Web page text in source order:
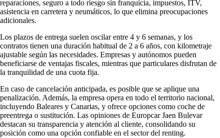
reparaciones, seguro a todo riesgo sin franquicia, impuestos, ITV,
asistencia en carretera y neumáticos, lo que elimina preocupaciones
adicionales.
Los plazos de entrega suelen oscilar entre 4 y 6 semanas, y los
contratos tienen una duración habitual de 2 a 6 años, con kilometraje
ajustable según las necesidades. Empresas y autónomos pueden
beneficiarse de ventajas fiscales, mientras que particulares disfrutan de
la tranquilidad de una cuota fija.
En caso de cancelación anticipada, es posible que se aplique una
penalización. Además, la empresa opera en todo el territorio nacional,
incluyendo Baleares y Canarias, y ofrece opciones como coche de
preentrega o sustitución. Las opiniones de Europcar Jaen Bulevar
destacan su transparencia y atención al cliente, consolidando su
posición como una opción confiable en el sector del renting.